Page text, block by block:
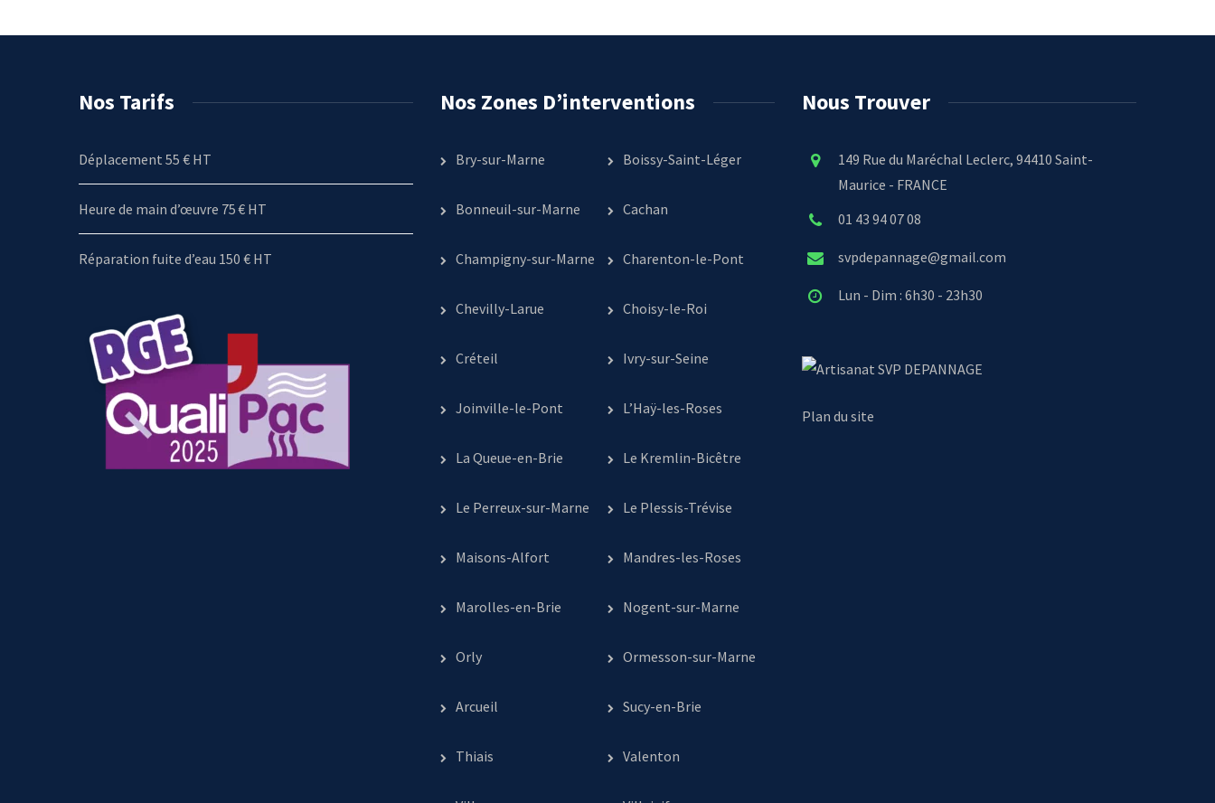
Nos Tarifs
Déplacement 55 € HT
Heure de main d’œuvre 75 € HT
Réparation fuite d’eau 150 € HT
Nos Zones D’interventions
Bry-sur-Marne Boissy-Saint-Léger
Bonneuil-sur-Marne Cachan
Champigny-sur-Marne Charenton-le-Pont
Chevilly-Larue Choisy-le-Roi
Créteil Ivry-sur-Seine
Joinville-le-Pont L’Haÿ-les-Roses
La Queue-en-Brie Le Kremlin-Bicêtre
Le Perreux-sur-Marne Le Plessis-Trévise
Maisons-Alfort Mandres-les-Roses
Marolles-en-Brie Nogent-sur-Marne
Orly Ormesson-sur-Marne
Arcueil Sucy-en-Brie
Thiais Valenton
Nous Trouver
149 Rue du Maréchal Leclerc, 94410 Saint-
Maurice - FRANCE
01 43 94 07 08
svpdepannage@gmail.com
Lun - Dim : 6h30 - 23h30
SVP DEPANNAGE
Plan du site